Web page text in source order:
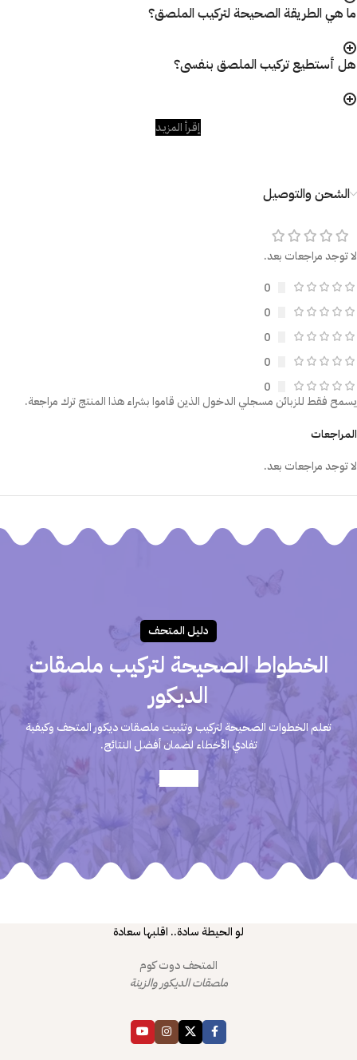
ما هي الطريقة الصحيحة لتركيب الملصق؟
هل أستطيع تركيب الملصق بنفسى؟
إقـرأ المزيـد
الشحن والتوصيل
لا توجد مراجعات بعد.
0
0
0
0
0
المراجعات
لا توجد مراجعات بعد.
يسمح فقط للزبائن مسجلي الدخول الذين قاموا بشراء هذا المنتج ترك مراجعة.
دليـل المتحـف
الخطواط الصحيحة لتركيب ملصقات
الديكور
تعلم الخطوات الصحيحة لتركيب وتثبيت ملصقات ديكور المتحف وكيفية
تفادي الأخطاء لضمان أفضل النتائج.
لو الحيطة سادة.. اقلبها سعادة
المتحف دوت كوم
ملصقات الديكور والزينة